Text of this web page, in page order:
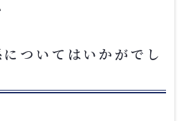
ついてはいかがでし